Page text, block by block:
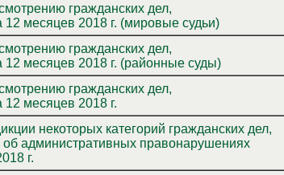
гражданских дел,
месяцев 2018 г. (мировые судьи)
гражданских дел,
месяцев 2018 г. (районные суды)
гражданских дел,
месяцев 2018 г.
некоторых категорий гражданских дел,
административных правонарушениях
г.